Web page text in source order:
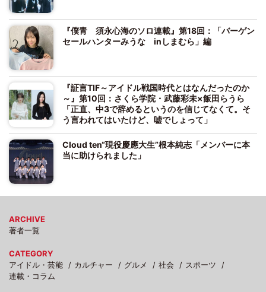
『僕青 須永心海のソロ連載』第18回：「バーゲン
セールハンターみうな inしまむら」編
『証言TIF～アイドル戦国時代とはなんだったのか
～』第10回：さくら学院・武藤彩未×飯田らうら
「正直、中3で辞めるというのを信じてなくて。そ
う言われてはいたけど、嘘でしょって」
Cloud ten“現役慶應大生”根本純志「メンバーに本
当に助けられました」
ARCHIVE
著者一覧
CATEGORY
アイドル・芸能
カルチャー グルメ 社会
スポーツ
連載・コラム